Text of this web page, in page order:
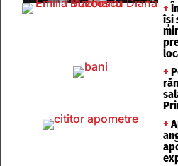
+
își
+
+